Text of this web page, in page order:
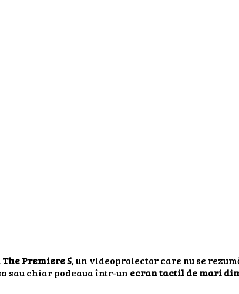
The Premiere 5, un videoproiector care nu se
sau chiar podeaua într-un ecran tactil de mari